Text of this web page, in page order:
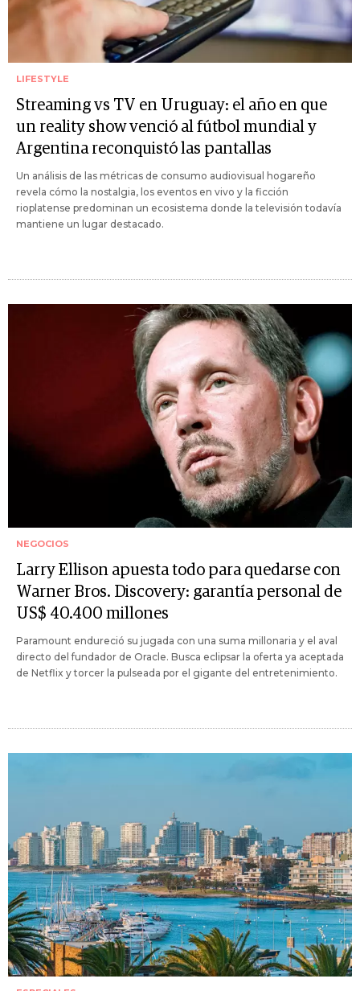
LIFESTYLE
Streaming vs TV en Uruguay: el año en que
un reality show venció al fútbol mundial y
Argentina reconquistó las pantallas
Un análisis de las métricas de consumo audiovisual hogareño
revela cómo la nostalgia, los eventos en vivo y la ficción
rioplatense predominan un ecosistema donde la televisión todavía
mantiene un lugar destacado.
NEGOCIOS
Larry Ellison apuesta todo para quedarse con
Warner Bros. Discovery: garantía personal de
US$ 40.400 millones
Paramount endureció su jugada con una suma millonaria y el aval
directo del fundador de Oracle. Busca eclipsar la oferta ya aceptada
de Netflix y torcer la pulseada por el gigante del entretenimiento.